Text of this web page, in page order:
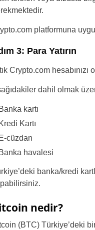
platformuna
3: Para Yatırın
Crypto.com
dahil olmak
Banka kartı
Kredi Kartı
E-cüzdan
Banka havalesi
banka/kredi
nedir?
(BTC) Türkiye’deki